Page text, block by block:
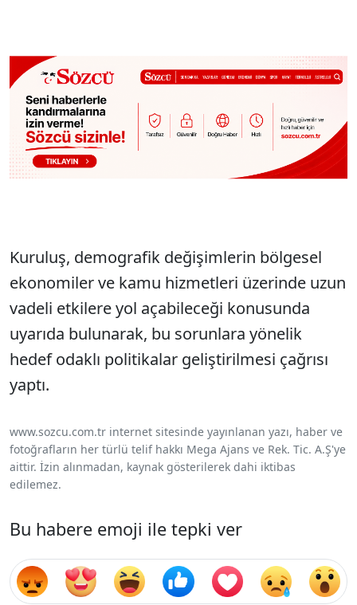
Kuruluş, demografik değişimlerin bölgesel
ekonomiler ve kamu hizmetleri üzerinde uzun
vadeli etkilere yol açabileceği konusunda
uyarıda bulunarak, bu sorunlara yönelik
hedef odaklı politikalar geliştirilmesi çağrısı
yaptı.
www.sozcu.com.tr internet sitesinde yayınlanan yazı, haber ve
fotoğrafların her türlü telif hakkı Mega Ajans ve Rek. Tic. A.Ş'ye
aittir. İzin alınmadan, kaynak gösterilerek dahi iktibas
edilemez.
Bu habere emoji ile tepki ver